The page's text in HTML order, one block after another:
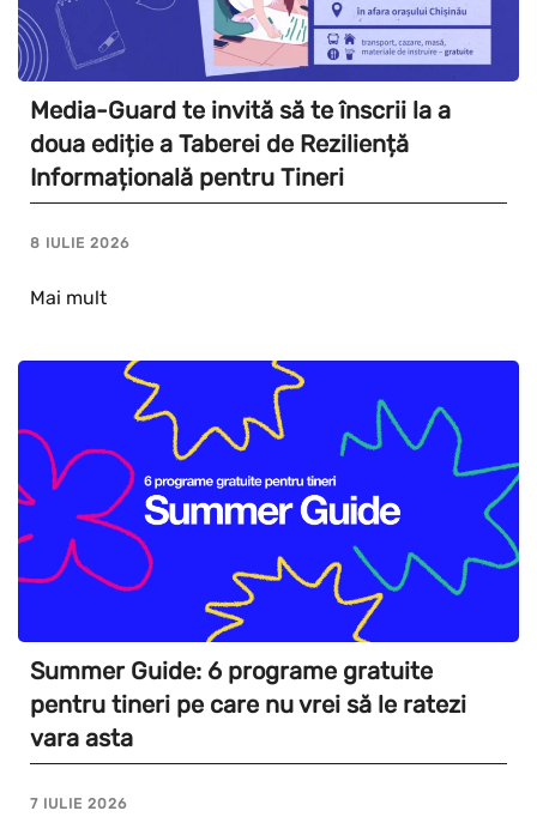
Media-Guard te invită să te înscrii la a
doua ediție a Taberei de Reziliență
Informațională pentru Tineri
8 IULIE 2026
Mai mult
Summer Guide: 6 programe gratuite
pentru tineri pe care nu vrei să le ratezi
vara asta
7 IULIE 2026